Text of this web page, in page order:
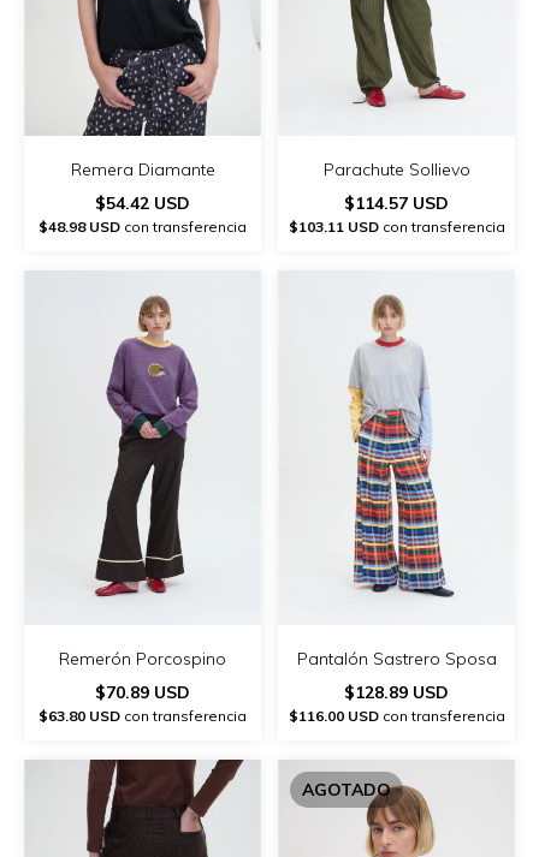
Remera Diamante
$54.42 USD
$48.98 USD con transferencia
Parachute Sollievo
$114.57 USD
$103.11 USDcon transferencia
Remerón Porcospino
$70.89 USD
$63.80 USD con transferencia
Pantalón Sastrero Sposa
$128.89 USD
$116.00 USDcon transferencia
AGOTADO